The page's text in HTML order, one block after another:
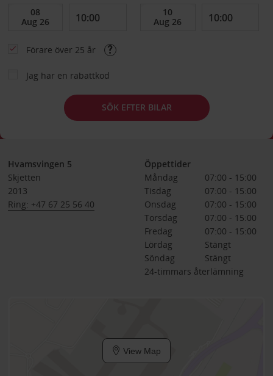
Förare över 25 år
Jag har en rabattkod
SÖK EFTER BILAR
Hvamsvingen 5
Skjetten
2013
Ring: +47 67 25 56 40
Öppettider
Måndag
07:00 - 15:00
Tisdag
07:00 - 15:00
Onsdag
07:00 - 15:00
Torsdag
07:00 - 15:00
Fredag
07:00 - 15:00
Lördag
Stängt
Söndag
Stängt
24-timmars återlämning
View Map